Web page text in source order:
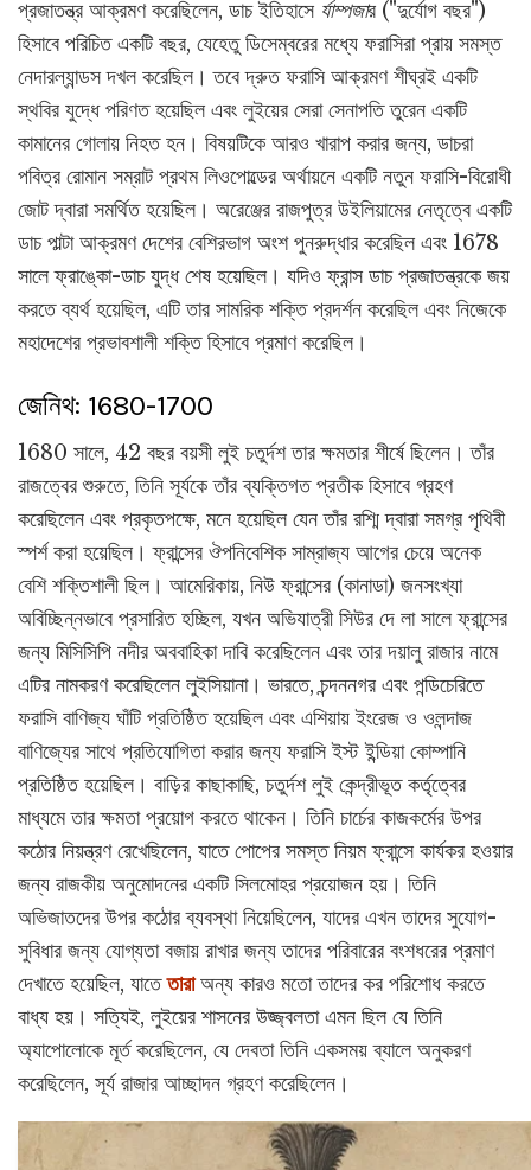
প্রজাতন্ত্র আক্রমণ করেছিলেন, ডাচ ইতিহাসে র্যাম্পজার ("দুর্যোগ বছর")
হিসাবে পরিচিত একটি বছর, যেহেতু ডিসেম্বরের মধ্যে ফরাসিরা প্রায় সমস্ত
নেদারল্যান্ডস দখল করেছিল। তবে দ্রুত ফরাসি আক্রমণ শীঘ্রই একটি
স্থবির যুদ্ধে পরিণত হয়েছিল এবং লুইয়ের সেরা সেনাপতি তুরেন একটি
কামানের গোলায় নিহত হন। বিষয়টিকে আরও খারাপ করার জন্য, ডাচরা
পবিত্র রোমান সম্রাট প্রথম লিওপোল্ডের অর্থায়নে একটি নতুন ফরাসি-বিরোধী
জোট দ্বারা সমর্থিত হয়েছিল। অরেঞ্জের রাজপুত্র উইলিয়ামের নেতৃত্বে একটি
ডাচ পাল্টা আক্রমণ দেশের বেশিরভাগ অংশ পুনরুদ্ধার করেছিল এবং 1678
সালে ফ্রাঙ্কো-ডাচ যুদ্ধ শেষ হয়েছিল। যদিও ফ্রান্স ডাচ প্রজাতন্ত্রকে জয়
করতে ব্যর্থ হয়েছিল, এটি তার সামরিক শক্তি প্রদর্শন করেছিল এবং নিজেকে
মহাদেশের প্রভাবশালী শক্তি হিসাবে প্রমাণ করেছিল।
জেনিথ: 1680-1700
1680 সালে, 42 বছর বয়সী লুই চতুর্দশ তার ক্ষমতার শীর্ষে ছিলেন। তাঁর
রাজত্বের শুরুতে, তিনি সূর্যকে তাঁর ব্যক্তিগত প্রতীক হিসাবে গ্রহণ
করেছিলেন এবং প্রকৃতপক্ষে, মনে হয়েছিল যেন তাঁর রশ্মি দ্বারা সমগ্র পৃথিবী
স্পর্শ করা হয়েছিল। ফ্রান্সের ঔপনিবেশিক সাম্রাজ্য আগের চেয়ে অনেক
বেশি শক্তিশালী ছিল। আমেরিকায়, নিউ ফ্রান্সের (কানাডা) জনসংখ্যা
অবিচ্ছিন্নভাবে প্রসারিত হচ্ছিল, যখন অভিযাত্রী সিউর দে লা সালে ফ্রান্সের
জন্য মিসিসিপি নদীর অববাহিকা দাবি করেছিলেন এবং তার দয়ালু রাজার নামে
এটির নামকরণ করেছিলেন লুইসিয়ানা। ভারতে, চন্দননগর এবং পন্ডিচেরিতে
ফরাসি বাণিজ্য ঘাঁটি প্রতিষ্ঠিত হয়েছিল এবং এশিয়ায় ইংরেজ ও ওলন্দাজ
বাণিজ্যের সাথে প্রতিযোগিতা করার জন্য ফরাসি ইস্ট ইন্ডিয়া কোম্পানি
প্রতিষ্ঠিত হয়েছিল। বাড়ির কাছাকাছি, চতুর্দশ লুই কেন্দ্রীভূত কর্তৃত্বের
মাধ্যমে তার ক্ষমতা প্রয়োগ করতে থাকেন। তিনি চার্চের কাজকর্মের উপর
কঠোর নিয়ন্ত্রণ রেখেছিলেন, যাতে পোপের সমস্ত নিয়ম ফ্রান্সে কার্যকর হওয়ার
জন্য রাজকীয় অনুমোদনের একটি সিলমোহর প্রয়োজন হয়। তিনি
অভিজাতদের উপর কঠোর ব্যবস্থা নিয়েছিলেন, যাদের এখন তাদের সুযোগ-
সুবিধার জন্য যোগ্যতা বজায় রাখার জন্য তাদের পরিবারের বংশধরের প্রমাণ
দেখাতে হয়েছিল, যাতেতারাঅন্য কারও মতো তাদের কর পরিশোধ করতে
বাধ্য হয়। সত্যিই, লুইয়ের শাসনের উজ্জ্বলতা এমন ছিল যে তিনি
অ্যাপোলোকে মূর্ত করেছিলেন, যে দেবতা তিনি একসময় ব্যালে অনুকরণ
করেছিলেন, সূর্য রাজার আচ্ছাদন গ্রহণ করেছিলেন।